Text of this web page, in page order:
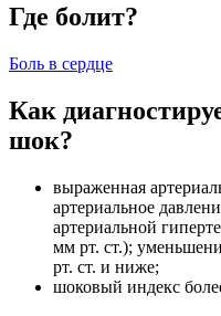
Где болит?
Боль в сердце
Как
шок?
выраженная
артериальное
артериальной
мм рт. ст.);
рт. ст. и ниже;
шоковый индекс